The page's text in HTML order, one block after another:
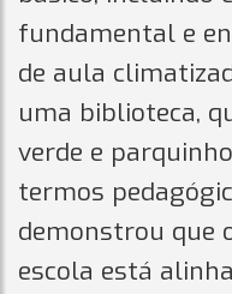
fundamental e
de aula
uma biblioteca,
verde e
termos
demonstrou que
escola está